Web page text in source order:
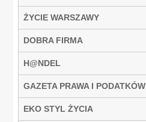
ŻYCIE WARSZAWY
DOBRA FIRMA
H@NDEL
GAZETA PRAWA I PODATKÓW
EKO STYL ŻYCIA